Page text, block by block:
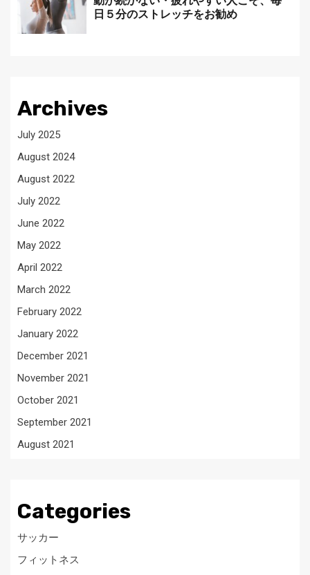
日５分のストレッチをお勧め
Archives
July 2025
August 2024
August 2022
July 2022
June 2022
May 2022
April 2022
March 2022
February 2022
January 2022
December 2021
November 2021
October 2021
September 2021
August 2021
Categories
サッカー
フィットネス